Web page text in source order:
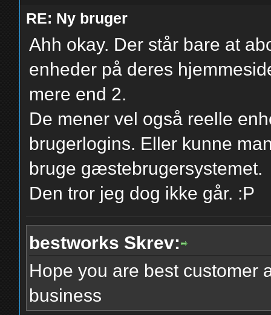
RE: Ny bruger
Ahh okay. Der står bare at
enheder på deres
mere end 2.
De mener vel også reelle
brugerlogins. Eller kunne
bruge gæstebrugersystemet.
Den tror jeg dog ikke går. :P
bestworks Skrev:
Hope you are best customer
business